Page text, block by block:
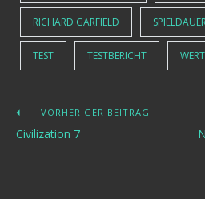
RICHARD GARFIELD
TEST TESTBERICHT
Beitragsnavigation
VORHERIGER BEITRAG
Civilization 7